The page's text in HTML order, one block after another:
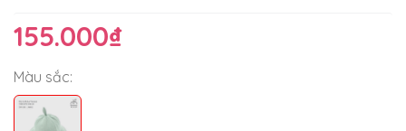
155.000₫
Màu sắc: